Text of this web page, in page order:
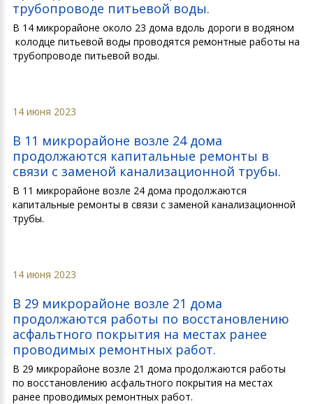
трубопроводе питьевой воды.
В 14 микрорайоне около 23 дома вдоль дороги в водяном
колодце питьевой воды проводятся ремонтные работы на
трубопроводе питьевой воды.
14 июня 2023
В 11 микрорайоне возле 24 дома
продолжаются капитальные ремонты в
связи с заменой канализационной трубы.
В 11 микрорайоне возле 24 дома продолжаются
капитальные ремонты в связи с заменой канализационной
трубы.
14 июня 2023
В 29 микрорайоне возле 21 дома
продолжаются работы по восстановлению
асфальтного покрытия на местах ранее
проводимых ремонтных работ.
В 29 микрорайоне возле 21 дома продолжаются работы
по восстановлению асфальтного покрытия на местах
ранее проводимых ремонтных работ.